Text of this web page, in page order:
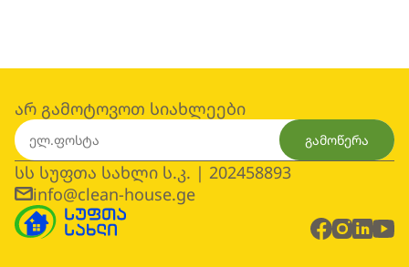
არ გამოტოვოთ სიახლეები
გამოწერა
სს სუფთა სახლი ს.კ. | 202458893
info@clean-house.ge